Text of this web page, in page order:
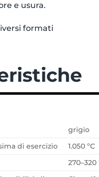
e usura.
formati
grigio
di esercizio
1.050 ºC